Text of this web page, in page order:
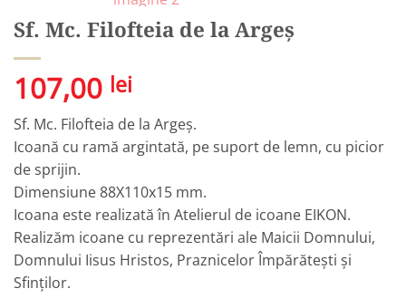
Sf. Mc. Filofteia de la Argeș
107,00 lei
Sf. Mc. Filofteia de la Argeș.
Icoană cu ramă argintată, pe suport de lemn, cu picior
de sprijin.
Dimensiune 88X110x15 mm.
Icoana este realizată în Atelierul de icoane EIKON.
Realizăm icoane cu reprezentări ale Maicii Domnului,
Domnului Iisus Hristos, Praznicelor Împărătești și
Sfinților.